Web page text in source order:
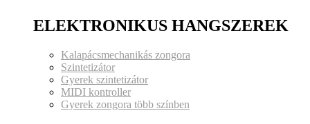
ELEKTRONIKUS HANGSZEREK
Kalapácsmechanikás zongora
Szintetizátor
Gyerek szintetizátor
MIDI kontroller
Gyerek zongora több színben